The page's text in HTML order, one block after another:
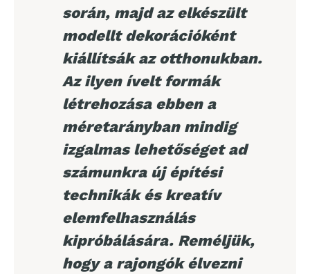
során, majd az elkészült
modellt dekorációként
kiállítsák az otthonukban.
Az ilyen ívelt formák
létrehozása ebben a
méretarányban mindig
izgalmas lehetőséget ad
számunkra új építési
technikák és kreatív
elemfelhasználás
kipróbálására. Reméljük,
hogy a rajongók élvezni